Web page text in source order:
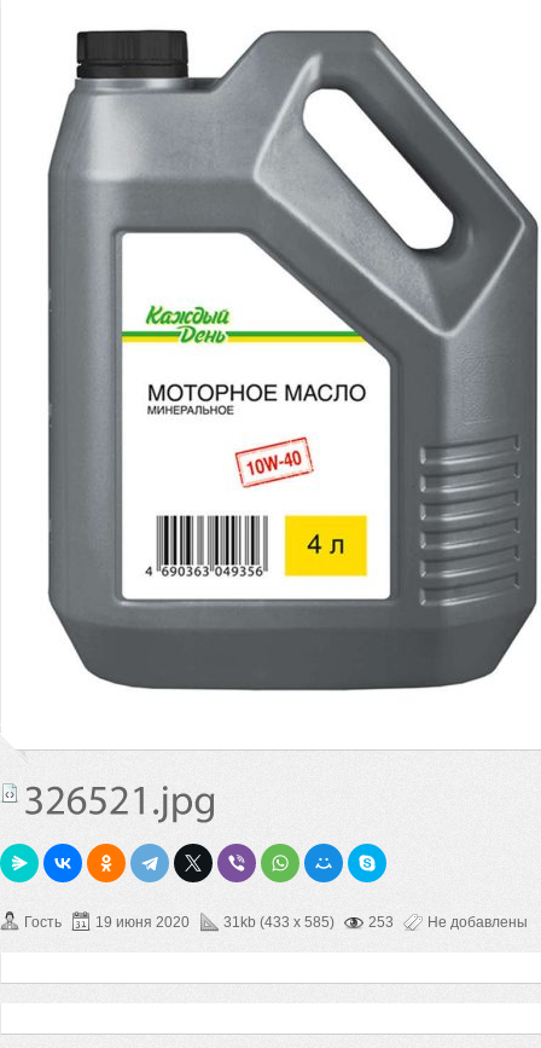
Гость 19 июня 2020 31kb (433 x 585) 253 Не добавлены